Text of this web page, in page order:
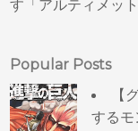
す「アルティメッ
Popular Posts
【
するモ